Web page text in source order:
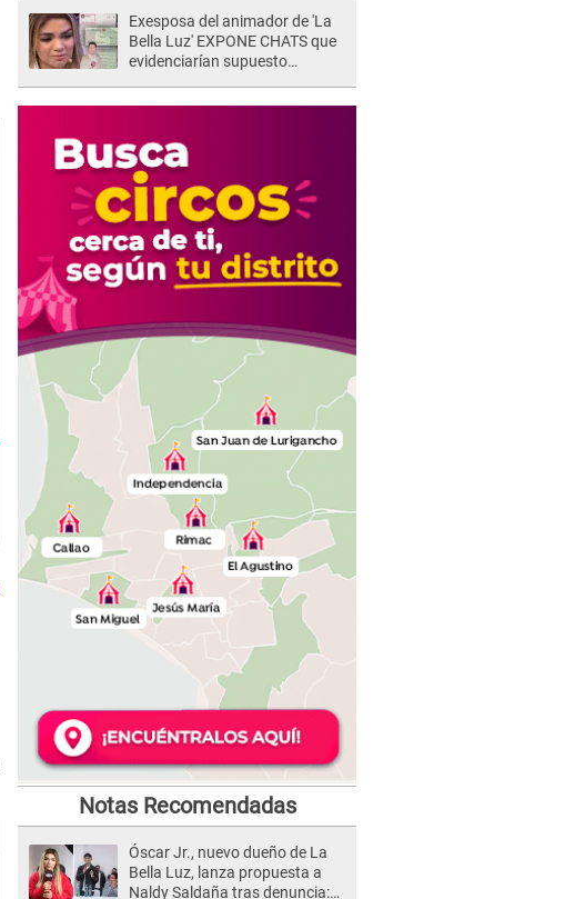
Exesposa del animador de 'La
Bella Luz' EXPONE CHATS que
evidenciarían supuesto
Notas Recomendadas
Óscar Jr., nuevo dueño de La
Bella Luz, lanza propuesta a
Naldy Saldaña tras denuncia: